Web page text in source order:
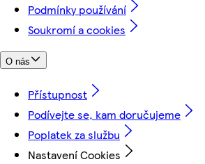
Podmínky používání
Soukromí a cookies
O nás
Přístupnost
Podívejte se, kam doručujeme
Poplatek za službu
Nastavení Cookies